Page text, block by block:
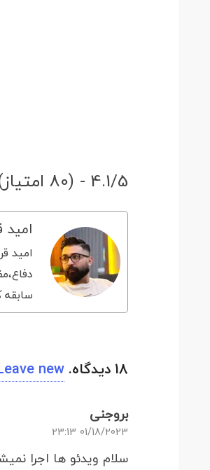
4.1/5 - (80 امتیاز)
امید
امید
سابقه
18 دیدگاه.
new
بروجنی
01/18/2023 23:13
سلام ویدئو ها اجرا